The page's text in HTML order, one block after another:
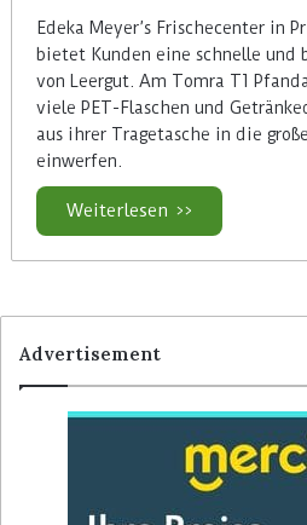
Edeka Meyer’s Frischecenter in
bietet Kunden eine schnelle und
von Leergut. Am Tomra T1
viele PET-Flaschen und
aus ihrer Tragetasche in die
einwerfen.
Weiterlesen >>
Advertisement